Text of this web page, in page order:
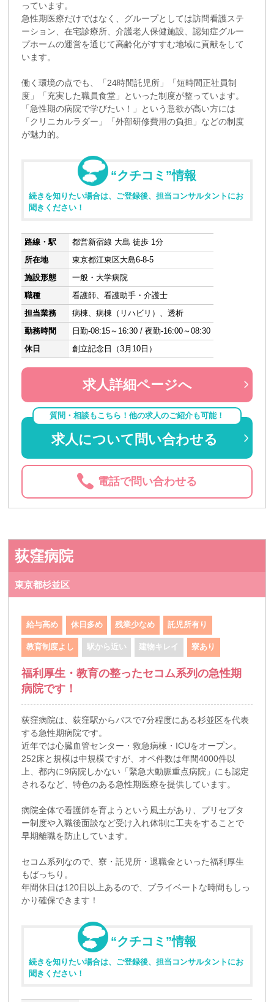
っています。
急性期医療だけではなく、グループとしては訪問看護ステ
ーション、在宅診療所、介護老人保健施設、認知症グルー
プホームの運営を通じて高齢化がすすむ地域に貢献をして
います。
働く環境の点でも、「24時間託児所」「短時間正社員制
度」「充実した職員食堂」といった制度が整っています。
「急性期の病院で学びたい！」という意欲が高い方には
「クリニカルラダー」「外部研修費用の負担」などの制度
が魅力的。
“クチコミ”情報
続きを知りたい場合は、ご登録後、担当コンサルタントにお
聞きください！
路線・駅
都営新宿線 大島 徒歩 1分
所在地
東京都江東区大島6-8-5
施設形態
一般・大学病院
職種
看護師、看護助手・介護士
担当業務
病棟、病棟（リハビリ）、透析
勤務時間
日勤-08:15～16:30 / 夜勤-16:00～08:30
休日
創立記念日（3月10日）
求人詳細ページへ
質問・相談もこちら！他の求人のご紹介も可能！
求人について問い合わせる
電話で問い合わせる
荻窪病院
東京都杉並区
給与高め 休日多め 残業少なめ 託児所有り
教育制度よし 駅から近い 建物キレイ 寮あり
福利厚生・教育の整ったセコム系列の急性期
病院です！
荻窪病院は、荻窪駅からバスで7分程度にある杉並区を代表
する急性期病院です。
近年では心臓血管センター・救急病棟・ICUをオープン。
252床と規模は中規模ですが、オペ件数は年間4000件以
上、都内に9病院しかない「緊急大動脈重点病院」にも認定
されるなど、特色のある急性期医療を提供しています。
病院全体で看護師を育ようという風土があり、プリセプタ
ー制度や入職後面談など受け入れ体制に工夫をすることで
早期離職を防止しています。
セコム系列なので、寮・託児所・退職金といった福利厚生
もばっちり。
年間休日は120日以上あるので、プライベートな時間もしっ
かり確保できます！
“クチコミ”情報
続きを知りたい場合は、ご登録後、担当コンサルタントにお
聞きください！